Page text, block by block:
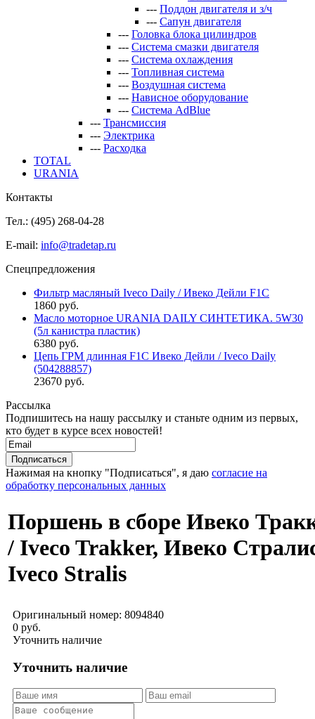
--- Поддон двигателя и з/ч
--- Сапун двигателя
--- Головка блока цилиндров
--- Система смазки двигателя
--- Система охлаждения
--- Топливная система
--- Воздушная система
--- Нависное оборудование
--- Система AdBlue
--- Трансмиссия
--- Электрика
--- Расходка
TOTAL
URANIA
Контакты
Тел.: (495) 268-04-28
E-mail: info@tradetap.ru
Спецпредложения
Фильтр масляный Iveco Daily / Ивеко Дейли F1C
1860 руб.
Масло моторное URANIA DAILY СИНТЕТИКА. 5W30
(5л канистра пластик)
6380 руб.
Цепь ГРМ длинная F1C Ивеко Дейли / Iveco Daily
(504288857)
23670 руб.
Рассылка
Подпишитесь на нашу рассылку и станьте одним из первых,
кто будет в курсе всех новостей!
Нажимая на кнопку "Подписаться", я даю согласие на
обработку персональных данных
Поршень в сборе Ивеко
/ Iveco Trakker, Ивеко
Iveco Stralis
Оригинальный номер: 8094840
0 руб.
Уточнить наличие
Уточнить наличие